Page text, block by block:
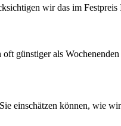
wir das im
günstiger als Wochenenden
einschätzen können, wie